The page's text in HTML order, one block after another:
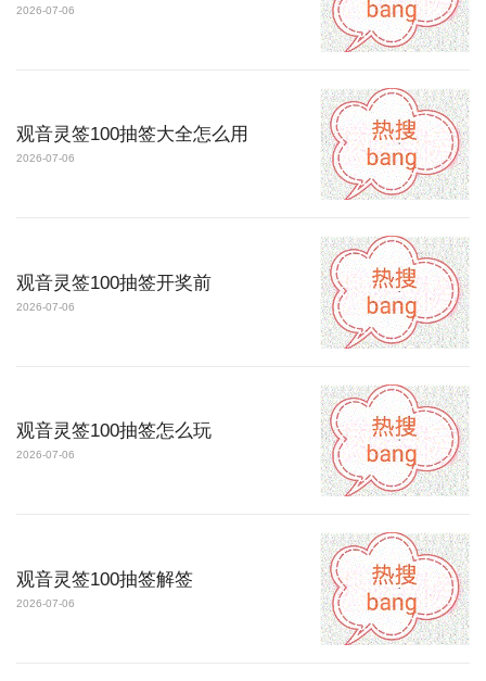
2026-07-06
观音灵签100抽签大全怎么用
2026-07-06
观音灵签100抽签开奖前
2026-07-06
观音灵签100抽签怎么玩
2026-07-06
观音灵签100抽签解签
2026-07-06